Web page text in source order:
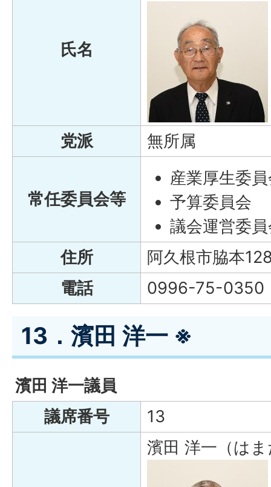
氏名
党派 無所属
常任委員会等
産業厚生委
予算委員会
議会運営委
住所
阿久根市脇本
電話
0996-75-0350
13．濱田 洋一 ※
濱田 洋一議員
議席番号
13
濱田 洋一（は